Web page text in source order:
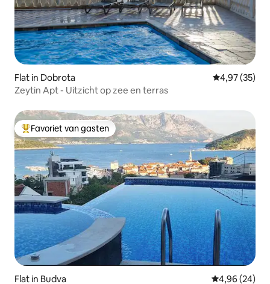
Flat in Dobrota Gemiddelde
4,97 (35)
Zeytin Apt - Uitzicht op zee en terras
Topfavoriet van gasten
Favoriet van gasten
Flat in Budva Gemiddelde
4,96 (24)